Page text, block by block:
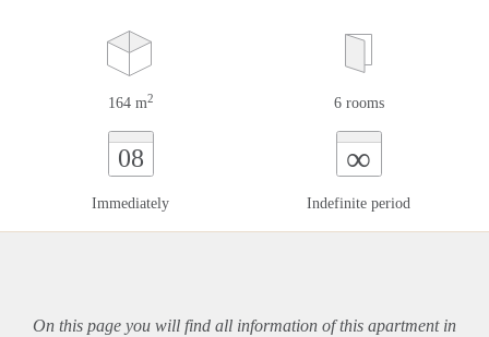
164 m2 6 rooms
08
Immediately
∞
Indefinite period
On this page you will find all information of this apartmentin